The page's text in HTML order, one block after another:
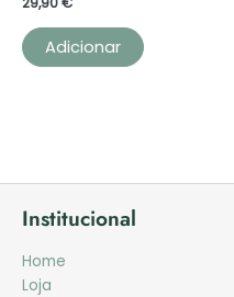
5
Adicionar
Institucional
Home
Loja